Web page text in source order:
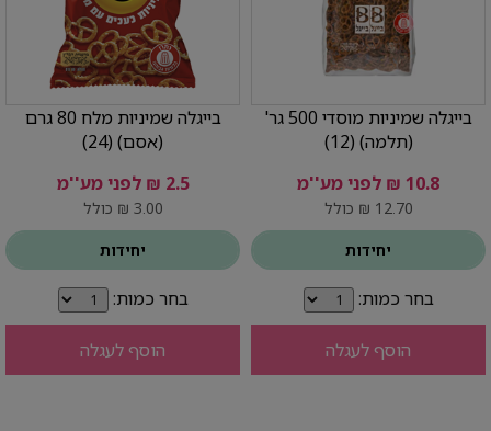
בייגלה שמיניות מוסדי 500 גר'
(תלמה) (12)
10.8 ₪ לפני מע''מ
12.70 ₪ כולל
יחידות
בחר כמות:
הוסף לעגלה
בייגלה שמיניות מלח 80 גרם
(אסם) (24)
2.5 ₪ לפני מע''מ
3.00 ₪ כולל
יחידות
בחר כמות:
הוסף לעגלה